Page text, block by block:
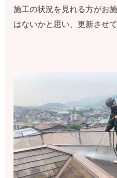
施工の状況を見れる方がお
はないかと思い、更新させ